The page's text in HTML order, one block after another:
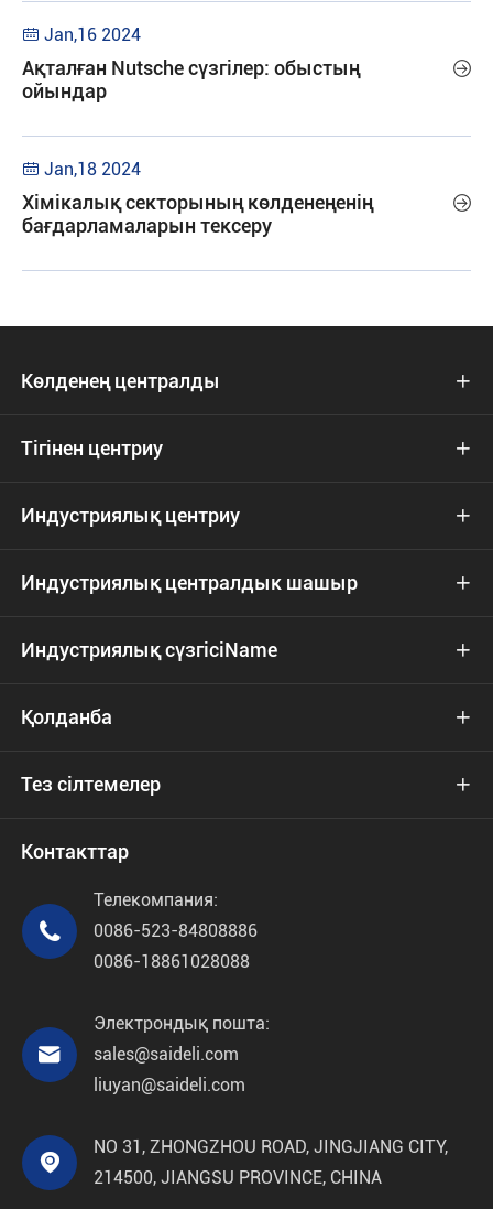
 Jan,16 2024
Ақталған Nutsche сүзгілер: обыстың
ойындар

 Jan,18 2024
Хімікалық секторының көлденеңенің
бағдарламаларын тексеру

Көлденең централды 
Тігінен центриу 
Индустриялық центриу 
Индустриялық централдык шашыр 
Индустриялық сүзгісіName 
Қолданба 
Тез сілтемелер 
Контакттар

Телекомпания:
0086-523-84808886
0086-18861028088

Электрондық пошта:
sales@saideli.com
liuyan@saideli.com

NO 31, ZHONGZHOU ROAD, JINGJIANG CITY,
214500, JIANGSU PROVINCE, CHINA